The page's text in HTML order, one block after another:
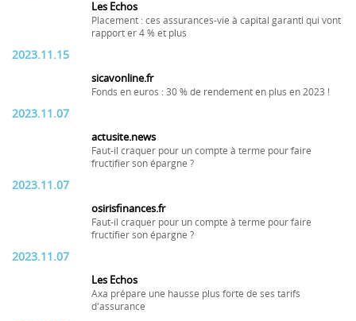
Les Echos
Placement : ces assurances-vie à capital garanti qui vont
rapport er 4 % et plus
2023.11.15
sicavonline.fr
Fonds en euros : 30 % de rendement en plus en 2023 !
2023.11.07
actusite.news
Faut-il craquer pour un compte à terme pour faire
fructifier son épargne ?
2023.11.07
osirisfinances.fr
Faut-il craquer pour un compte à terme pour faire
fructifier son épargne ?
2023.11.07
Les Echos
Axa prépare une hausse plus forte de ses tarifs
d'assurance